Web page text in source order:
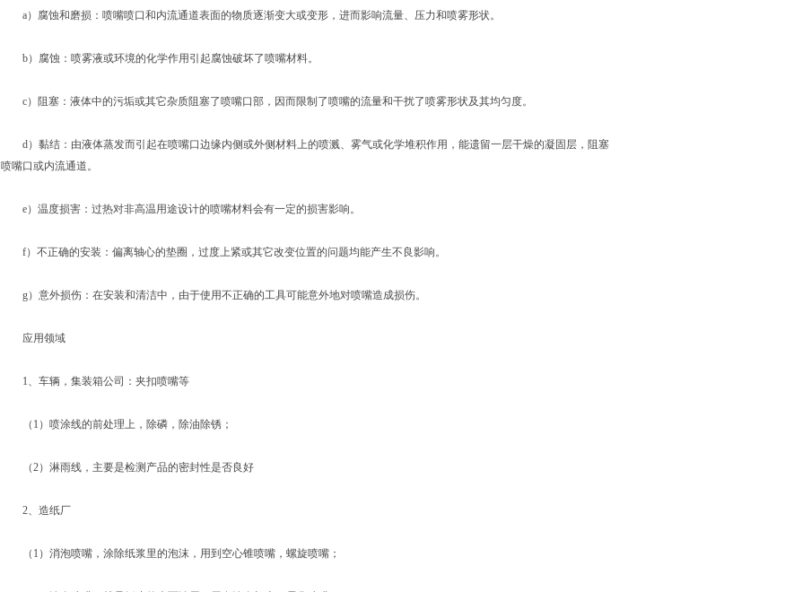
a）腐蚀和磨损：喷嘴喷口和内流通道表面的物质逐渐变大或变形，进而影响流量、压力和喷雾形状。
b）腐蚀：喷雾液或环境的化学作用引起腐蚀破坏了喷嘴材料。
c）阻塞：液体中的污垢或其它杂质阻塞了喷嘴口部，因而限制了喷嘴的流量和干扰了喷雾形状及其均匀度。
d）黏结：由液体蒸发而引起在喷嘴口边缘内侧或外侧材料上的喷溅、雾气或化学堆积作用，能遗留一层干燥的凝固层，阻塞
喷嘴口或内流通道。
e）温度损害：过热对非高温用途设计的喷嘴材料会有一定的损害影响。
f）不正确的安装：偏离轴心的垫圈，过度上紧或其它改变位置的问题均能产生不良影响。
g）意外损伤：在安装和清洁中，由于使用不正确的工具可能意外地对喷嘴造成损伤。
应用领域
1、车辆，集装箱公司：夹扣喷嘴等
（1）喷涂线的前处理上，除磷，除油除锈；
（2）淋雨线，主要是检测产品的密封性是否良好
2、造纸厂
（1）消泡喷嘴，涂除纸浆里的泡沫，用到空心锥喷嘴，螺旋喷嘴；